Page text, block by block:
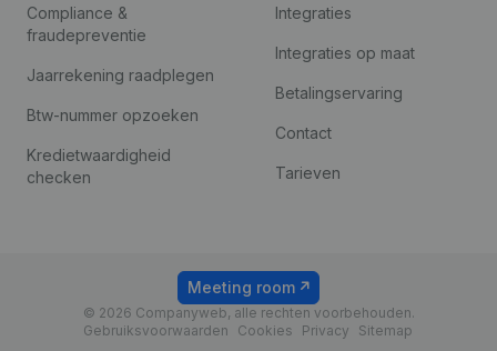
Compliance &
fraudepreventie
Jaarrekening raadplegen
Btw-nummer opzoeken
Kredietwaardigheid
checken
Integraties
Integraties op maat
Betalingservaring
Contact
Tarieven
© 2026 Companyweb, alle rechten voorbehouden.
Gebruiksvoorwaarden
Cookies Privacy Sitemap
Meeting room